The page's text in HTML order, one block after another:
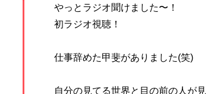
やっとラジオ聞けました〜！
初ラジオ視聴！
仕事辞めた甲斐がありました(笑)
自分の見てる世界と目の前の人が見